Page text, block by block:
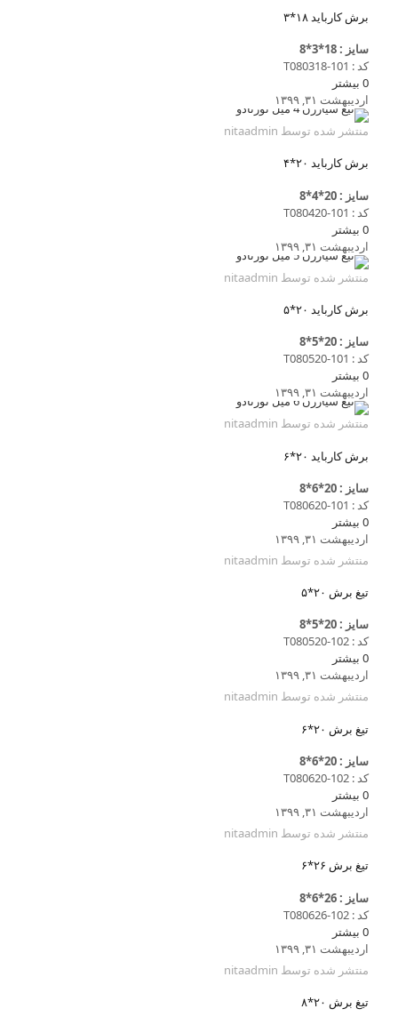
برش کارباید ۱۸*۳
سایز : 18*3*8
کد : T080318-101
0 بیشتر
اردیبهشت ۳۱, ۱۳۹۹
منتشر شده توسط nitaadmin
برش کارباید ۲۰*۴
سایز : 20*4*8
کد : T080420-101
0 بیشتر
اردیبهشت ۳۱, ۱۳۹۹
منتشر شده توسط nitaadmin
برش کارباید ۲۰*۵
سایز : 20*5*8
کد : T080520-101
0 بیشتر
اردیبهشت ۳۱, ۱۳۹۹
منتشر شده توسط nitaadmin
برش کارباید ۲۰*۶
سایز : 20*6*8
کد : T080620-101
0 بیشتر
اردیبهشت ۳۱, ۱۳۹۹
منتشر شده توسط nitaadmin
تیغ برش ۲۰*۵
سایز : 20*5*8
کد : T080520-102
0 بیشتر
اردیبهشت ۳۱, ۱۳۹۹
منتشر شده توسط nitaadmin
تیغ برش ۲۰*۶
سایز : 20*6*8
کد : T080620-102
0 بیشتر
اردیبهشت ۳۱, ۱۳۹۹
منتشر شده توسط nitaadmin
تیغ برش ۲۶*۶
سایز : 26*6*8
کد : T080626-102
0 بیشتر
اردیبهشت ۳۱, ۱۳۹۹
منتشر شده توسط nitaadmin
تیغ برش ۲۰*۸